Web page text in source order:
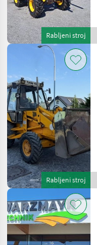
Rabljeni stroj
Rabljeni stroj